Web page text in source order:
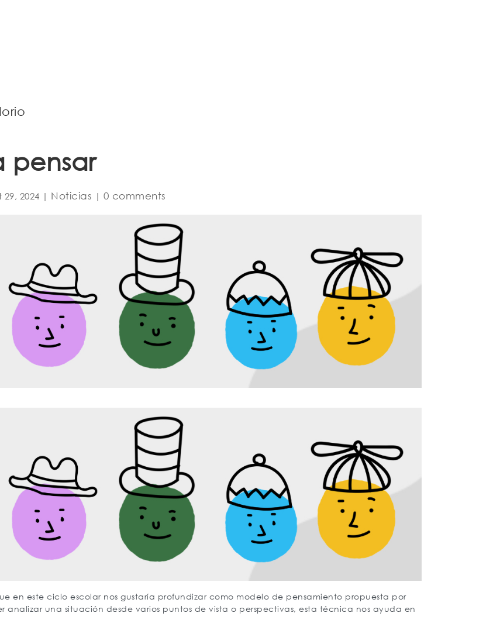
pensar
29, 2024 | Noticias | 0 comments
en este ciclo escolar nos gustaría profundizar como modelo de pensamiento propuesta por
una situación desde varios puntos de vista o perspectivas, esta técnica nos ayuda en